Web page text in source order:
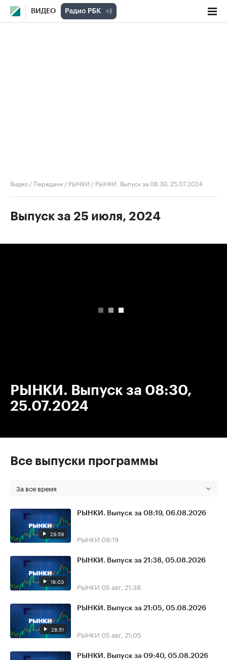
ВИДЕО
Видео / Передачи / РЫНКИ / РЫНКИ. Выпуск за 08:30, 25.07.2024
Выпуск за 25 июля, 2024
РЫНКИ. Выпуск за 08:30,
25.07.2024
Все выпуски программы
За все время
29:59
РЫНКИ. Выпуск за 08:19, 06.08.2026
РЫНКИ 08:19
18:03
РЫНКИ. Выпуск за 21:38, 05.08.2026
РЫНКИ 05 авг, 21:38
28:51
РЫНКИ. Выпуск за 21:05, 05.08.2026
РЫНКИ 05 авг, 21:05
РЫНКИ. Выпуск за 09:40, 05.08.2026